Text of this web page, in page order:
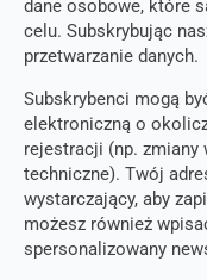
dane osobowe, które
celu. Subskrybując
przetwarzanie danych.
Subskrybenci mogą
elektroniczną o
rejestracji (np. zmiany
techniczne). Twój
wystarczający, aby
możesz również
spersonalizowany